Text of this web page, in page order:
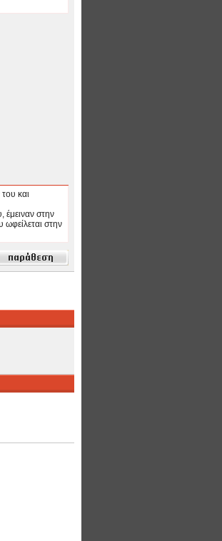
και
έμειναν στην
ωφείλεται στην